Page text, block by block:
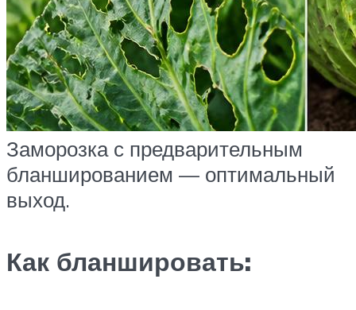
Заморозка с предварительным
бланшированием — оптимальный
выход.
Как бланшировать: